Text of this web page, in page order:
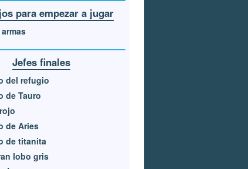
para empezar a jugar
Jefes finales
del refugio
de Tauro
de Aries
de titanita
lobo gris